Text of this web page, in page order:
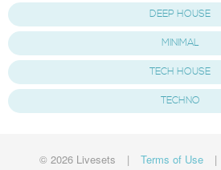
DEEP HOUSE
MINIMAL
TECH HOUSE
TECHNO
© 2026 Livesets | Terms of Use |